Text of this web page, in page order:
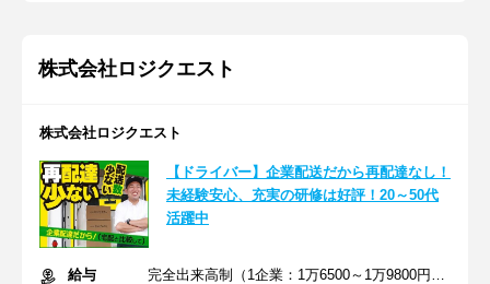
株式会社ロジクエスト
株式会社ロジクエスト
【ドライバー】企業配送だから再配達なし！
未経験安心、充実の研修は好評！20～50代
活躍中
給与
完全出来高制（1企業：1万6500～1万9800円※1日あたり）